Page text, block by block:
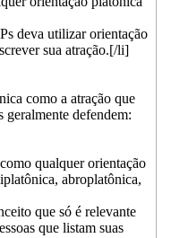
deva utilizar orientação
sua atração.[/li]
como a atração que
geralmente defendem:
qualquer orientação
abroplatônica,
que só é relevante
que listam suas